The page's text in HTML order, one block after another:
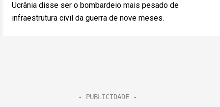
Ucrânia disse ser o bombardeio mais pesado de
infraestrutura civil da guerra de nove meses.